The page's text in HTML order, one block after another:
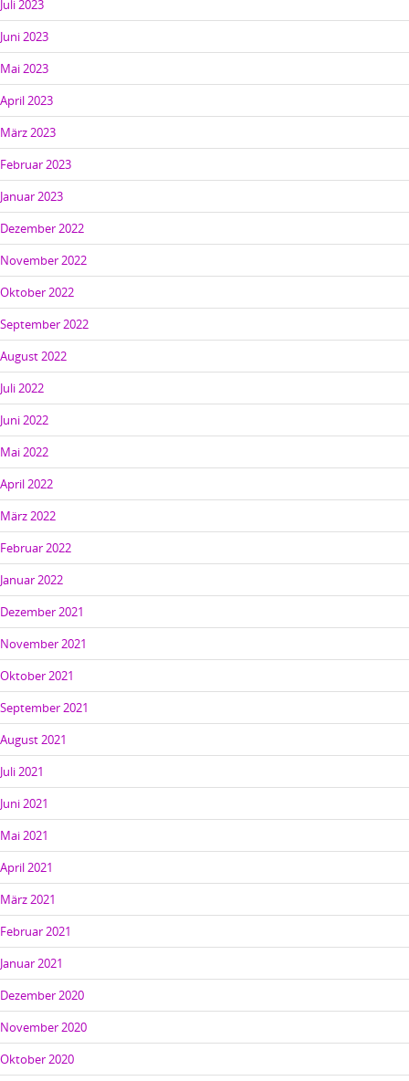
Juli 2023
Juni 2023
Mai 2023
April 2023
März 2023
Februar 2023
Januar 2023
Dezember 2022
November 2022
Oktober 2022
September 2022
August 2022
Juli 2022
Juni 2022
Mai 2022
April 2022
März 2022
Februar 2022
Januar 2022
Dezember 2021
November 2021
Oktober 2021
September 2021
August 2021
Juli 2021
Juni 2021
Mai 2021
April 2021
März 2021
Februar 2021
Januar 2021
Dezember 2020
November 2020
Oktober 2020